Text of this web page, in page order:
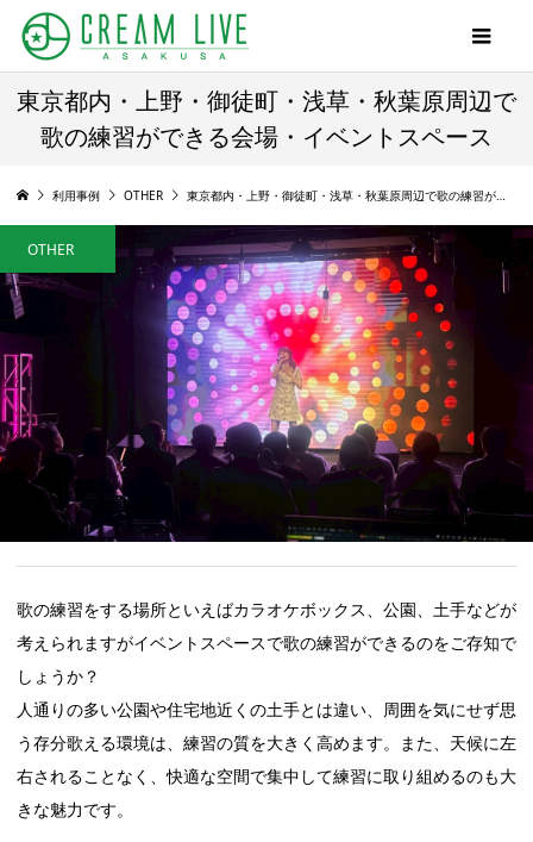
東京都内・上野・御徒町・浅草・秋葉原周辺で
歌の練習ができる会場・イベントスペース
利用事例 OTHER 東京都内・上野・御徒町・浅草・秋葉原周辺で歌の練習ができる会場・イベントスペース
OTHER
歌の練習をする場所といえばカラオケボックス、公園、土手などが
考えられますがイベントスペースで歌の練習ができるのをご存知で
しょうか？
人通りの多い公園や住宅地近くの土手とは違い、周囲を気にせず思
う存分歌える環境は、練習の質を大きく高めます。また、天候に左
右されることなく、快適な空間で集中して練習に取り組めるのも大
きな魅力です。